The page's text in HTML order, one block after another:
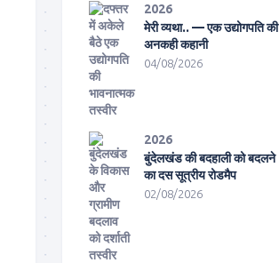
2026
मेरी व्यथा.. — एक उद्योगपति की
अनकही कहानी
04/08/2026
2026
बुंदेलखंड की बदहाली को बदलने
का दस सूत्रीय रोडमैप
02/08/2026